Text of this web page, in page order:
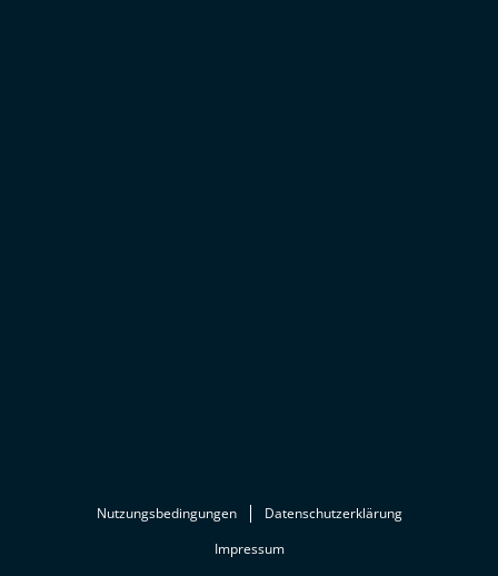
Nutzungsbedingungen
Datenschutzerklärung
Impressum